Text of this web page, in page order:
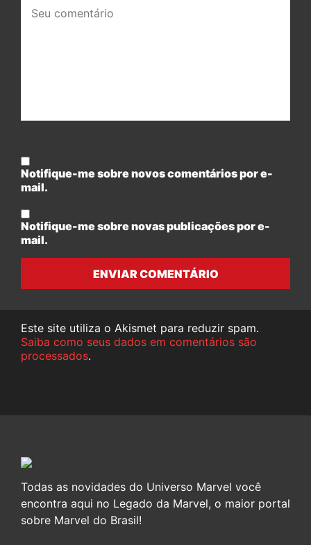
comentário:
Notifique-me sobre novos comentários por e-
mail.
Notifique-me sobre novas publicações por e-
mail.
ENVIAR COMENTÁRIO
Este site utiliza o Akismet para reduzir spam.
Saiba como seus dados em comentários são
processados.
Todas as novidades do Universo Marvel você
encontra aqui no Legado da Marvel, o maior portal
sobre Marvel do Brasil!